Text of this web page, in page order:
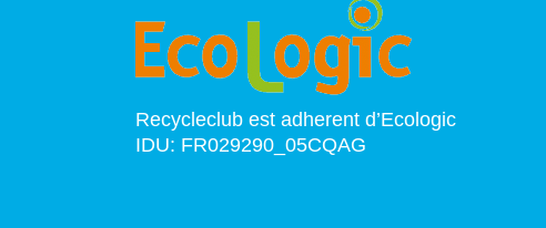
Recycleclub est adherent d’Ecologic
IDU: FR029290_05CQAG